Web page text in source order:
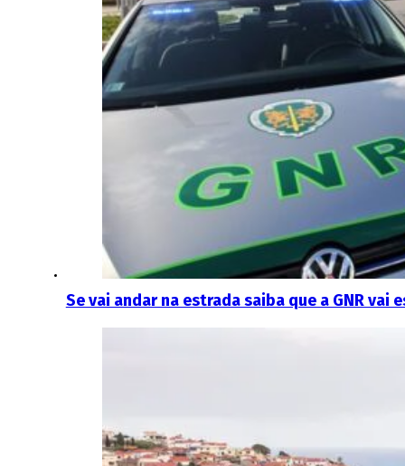
Se vai andar na estrada saiba que a GNR